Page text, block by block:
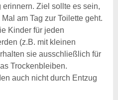
Ziel sollte es sein,
am Tag zur Toilette geht.
Kinder für jeden
(z.B. mit kleinen
sie ausschließlich für
Trockenbleiben.
auch nicht durch Entzug